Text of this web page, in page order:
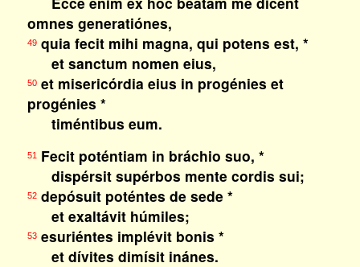
omnes generatiónes,
49quia fecit mihi magna, qui potens est, *
et sanctum nomen eius,
50et misericórdia eius in progénies et
progénies *
timéntibus eum.
51Fecit poténtiam in bráchio suo, *
dispérsit supérbos mente cordis sui;
52depósuit poténtes de sede *
et exaltávit húmiles;
53esuriéntes implévit bonis *
et dívites dimísit inánes.